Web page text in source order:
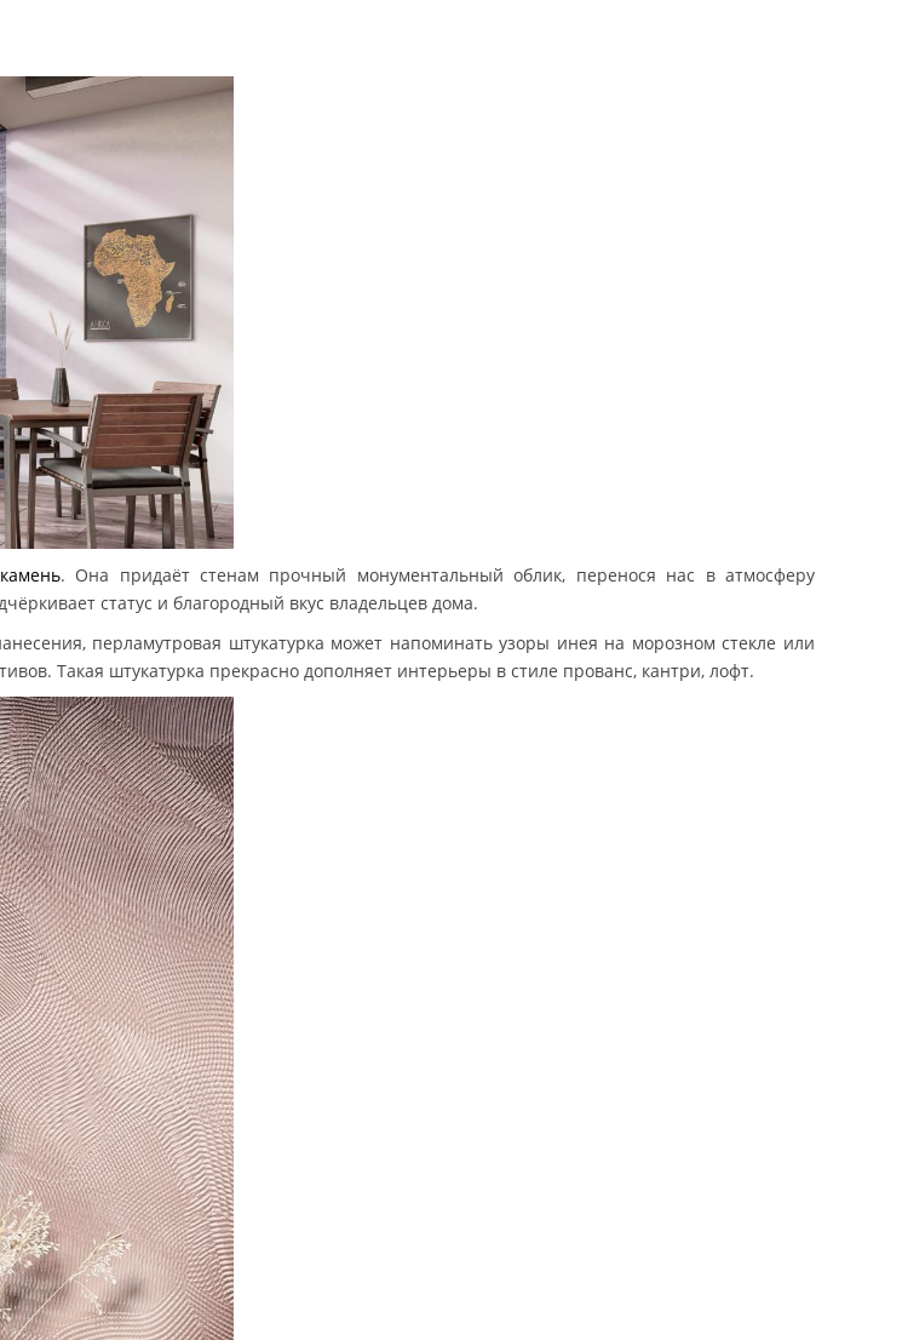
. Она придаёт стенам прочный монументальный облик, перенося нас в атмосферу
статус и благородный вкус владельцев дома.
перламутровая штукатурка может напоминать узоры инея на морозном стекле или
Такая штукатурка прекрасно дополняет интерьеры в стиле прованс, кантри, лофт.